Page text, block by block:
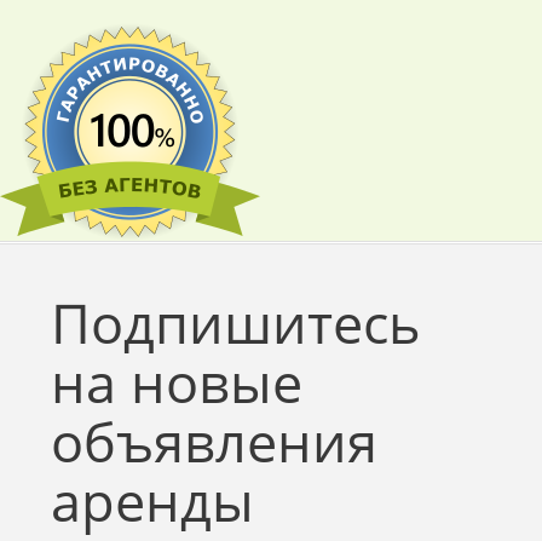
Подпишитесь
на новые
объявления
аренды